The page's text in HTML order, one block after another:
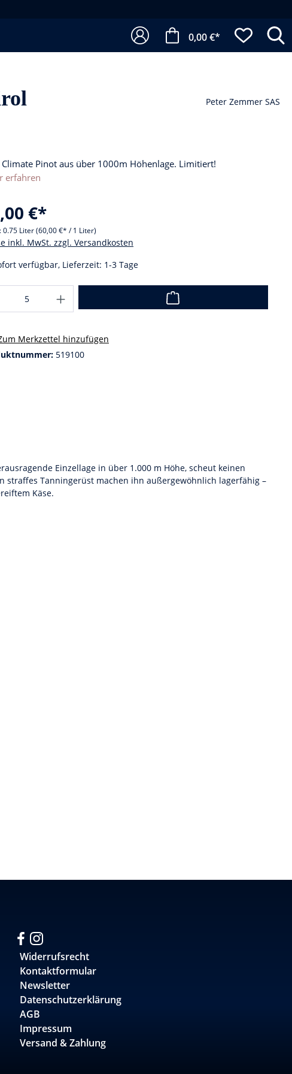
0,00 €*
Peter Zemmer SAS
Climate Pinot aus über 1000m Höhenlage. Limitiert!
erfahren
€*
0.75 Liter(60,00 €* / 1 Liter)
inkl. MwSt. zzgl. Versandkosten
verfügbar, Lieferzeit: 1-3 Tage
Merkzettel hinzufügen
519100
Einzellage in über 1.000 m Höhe, scheut keinen
straffes Tanningerüst machen ihn außergewöhnlich lagerfähig –
Käse.
Widerrufsrecht
Kontaktformular
Newsletter
Datenschutzerklärung
AGB
Impressum
Versand & Zahlung